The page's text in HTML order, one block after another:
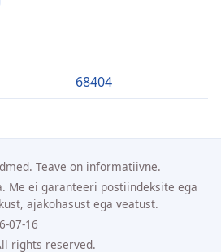
68404
Teave on informatiivne.
Me ei garanteeri postiindeksite ega
ajakohasust ega veatust.
07-16
rights reserved.